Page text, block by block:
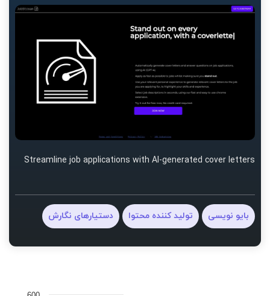
Streamline job applications with AI-generated cover letters
بایو نویسی تولید کننده محتوا دستیارهای نگارش